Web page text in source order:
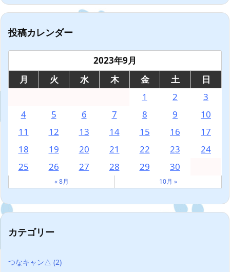
投稿カレンダー
2023年9月
月
火 水 木 金 土
日
1
2
3
4
5 6 7 8 9
10
11
12 13 14 15 16
17
18
19 20 21 22 23
24
25
26 27 28 29 30
« 8月 10月 »
カテゴリー
つなキャン△ (2)